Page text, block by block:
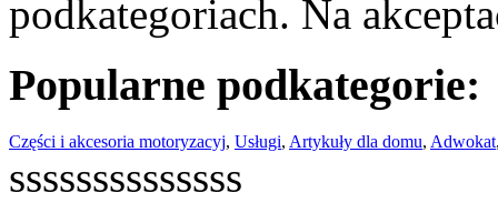
podkategoriach. Na
Popularne podkategorie:
Części i akcesoria motoryzacyj, Usługi, Artykuły dla domu, Adwokat
ssssssssssssss